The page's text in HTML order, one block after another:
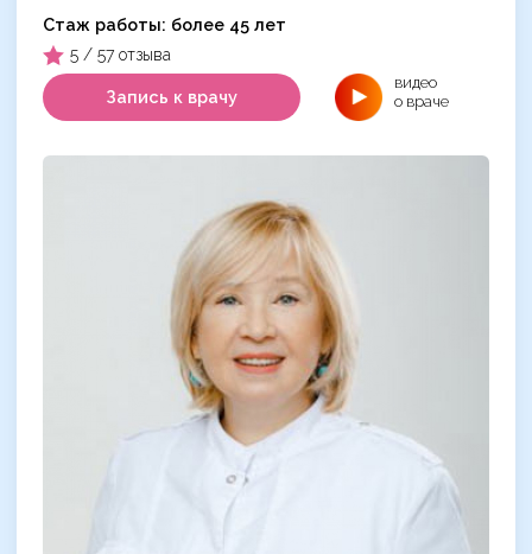
Cтаж работы: более 45 лет
5 / 57 отзыва
Запись к врачу
видео
о враче